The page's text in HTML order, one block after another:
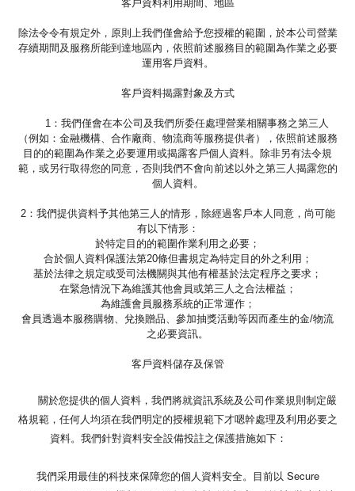
客戶資料利用期間、地區
除法令令有規定外，原則上我們僅會給予您授權的範圍，於本公司營業
存續期間及服務所能到達地區內，依照前述服務目的範圍為作業之必要
運用客戶資料。
客戶資料揭露對象及方式
1：我們僅會在本公司及我們所委任處理營業相關事務之第三人
（例如：金融機構、合作廠商、物流商等服務提供者），依照前述服務
目的的範圍為作業之必要運用或揭露客戶個人資料。除非另有法令規
範，或另行取得您的同意，否則我們不會向前述以外之第三人揭露您的
個人資料。
2：我們提供資料予其他第三人的情形，除經過客戶本人同意，尚可能
有以下情形：
於特定目的的範圍作業利用之必要；
合於個人資料保護法第20條但書規定為特定目的外之利用；
基於法律之規定或受司法機關與其他有權基於法定程序之要求；
在緊急情況下為維護其他會員或第三人之合法權益；
為維護會員服務系統的正常運作；
會員透過本服務購物、兌換贈品、參加抽獎活動等因而產生的金/物流
之必要資訊。
客戶資料儲存及保管
關於您提供的個人資料，我們將就資訊系統及公司作業規則制定嚴
格規範，任何人均須在我們明定的授權規範下才嗯幹處理及利用必要之
資料。我們針對資料安全設備投註之保護措施如下：
我們采用最佳的科技來保障您的個人資料安全。目前以 Secure